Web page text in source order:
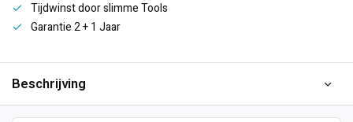
Tijdwinst door slimme Tools
Garantie 2 + 1 Jaar
Beschrijving